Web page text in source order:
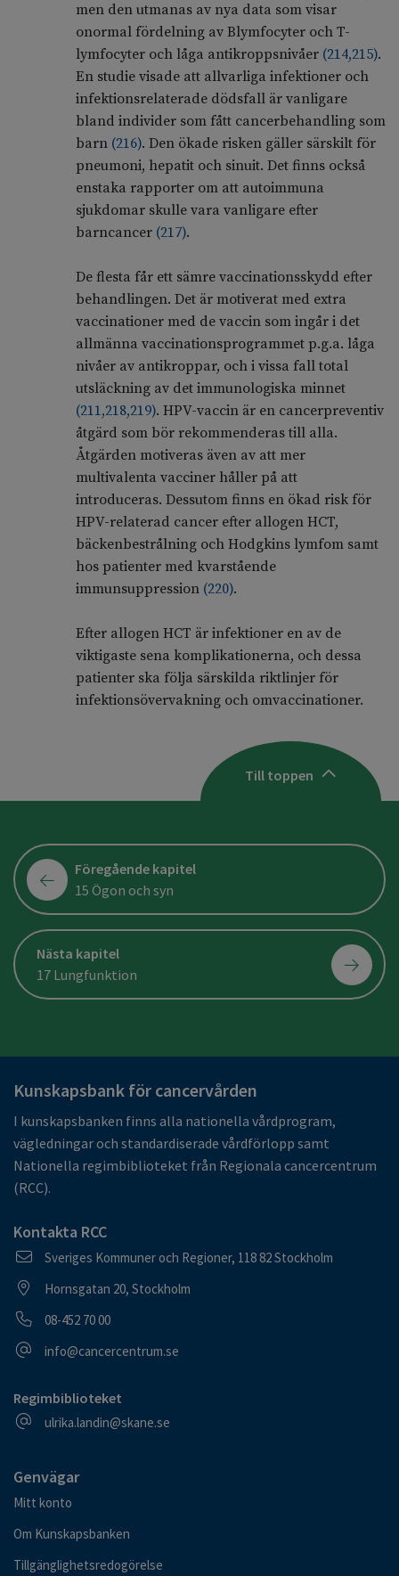
men den utmanas av nya data som visar
onormal fördelning av Blymfocyter och T-
lymfocyter och låga antikroppsnivåer (214,215).
En studie visade att allvarliga infektioner och
infektionsrelaterade dödsfall är vanligare
bland individer som fått cancerbehandling som
barn (216). Den ökade risken gäller särskilt för
pneumoni, hepatit och sinuit. Det finns också
enstaka rapporter om att autoimmuna
sjukdomar skulle vara vanligare efter
barncancer (217).
De flesta får ett sämre vaccinationsskydd efter
behandlingen. Det är motiverat med extra
vaccinationer med de vaccin som ingår i det
allmänna vaccinationsprogrammet p.g.a. låga
nivåer av antikroppar, och i vissa fall total
utsläckning av det immunologiska minnet
(211,218,219). HPV-vaccin är en cancerpreventiv
åtgärd som bör rekommenderas till alla.
Åtgärden motiveras även av att mer
multivalenta vacciner håller på att
introduceras. Dessutom finns en ökad risk för
HPV-relaterad cancer efter allogen HCT,
bäckenbestrålning och Hodgkins lymfom samt
hos patienter med kvarstående
immunsuppression (220).
Efter allogen HCT är infektioner en av de
viktigaste sena komplikationerna, och dessa
patienter ska följa särskilda riktlinjer för
infektionsövervakning och omvaccinationer.
Till toppen
Föregående kapitel
15 Ögon och syn
Nästa kapitel
17 Lungfunktion
Kunskapsbank för cancervården
I kunskapsbanken finns alla nationella vårdprogram,
vägledningar och standardiserade vårdförlopp samt
Nationella regimbiblioteket från Regionala cancercentrum
(RCC).
Kontakta RCC
Postadress
Sveriges Kommuner och Regioner, 118 82 Stockholm
Besöksadress
Hornsgatan 20, Stockholm
Telefonnummer
08-452 70 00
E-postadress
info@cancercentrum.se
Regimbiblioteket
E-postadress
ulrika.landin@skane.se
Genvägar
Mitt konto
Om Kunskapsbanken
Tillgänglighetsredogörelse